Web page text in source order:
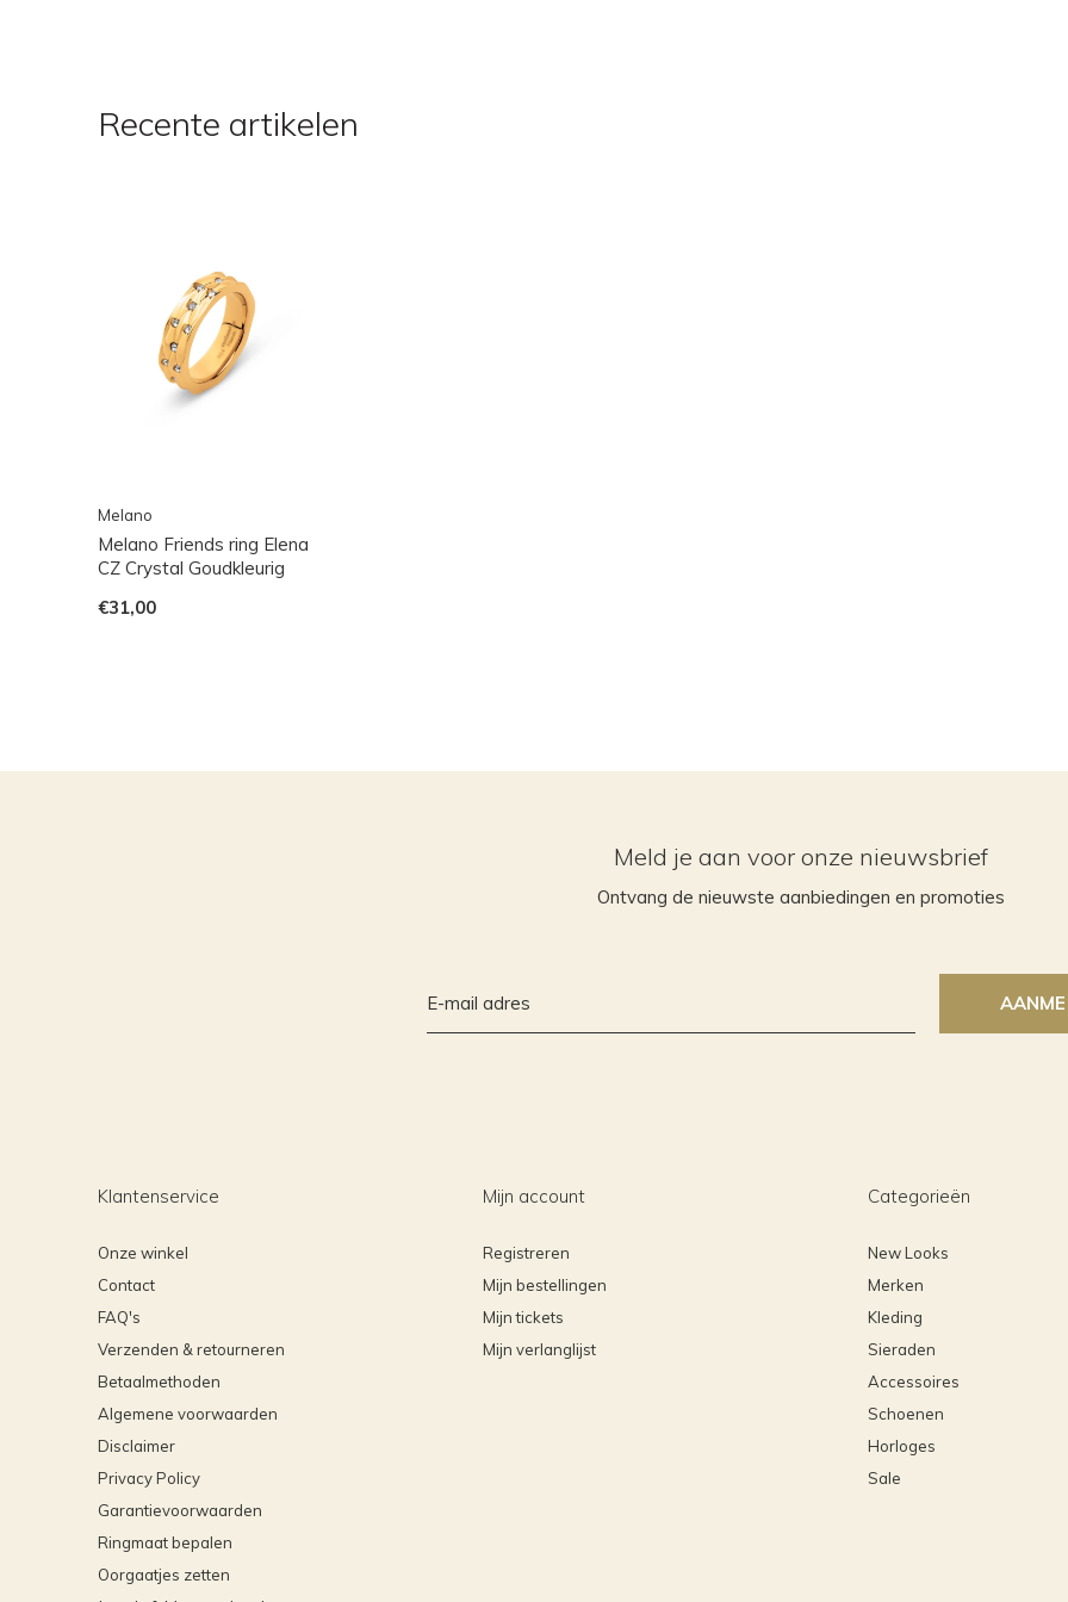
Recente artikelen
Melano
Melano Friends ring Elena
CZ Crystal Goudkleurig
€31,00
Meld je aan voor onze nieuwsbrief
Ontvang de nieuwste aanbiedingen en promoties
Klantenservice
Onze winkel
Contact
FAQ's
Verzenden & retourneren
Betaalmethoden
Algemene voorwaarden
Disclaimer
Privacy Policy
Garantievoorwaarden
Ringmaat bepalen
Oorgaatjes zetten
Mijn account
Registreren
Mijn bestellingen
Mijn tickets
Mijn verlanglijst
Categorieën
New Looks
Merken
Kleding
Sieraden
Accessoires
Schoenen
Horloges
Sale